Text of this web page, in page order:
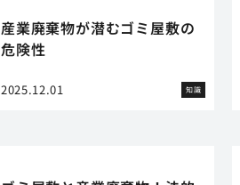
産業廃棄物が潜むゴミ屋敷の
危険性
2025.12.01 知識